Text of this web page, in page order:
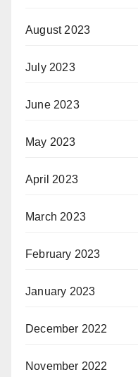
August 2023
July 2023
June 2023
May 2023
April 2023
March 2023
February 2023
January 2023
December 2022
November 2022